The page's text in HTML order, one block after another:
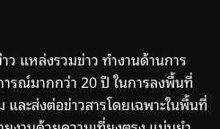
ว แหล่งรวมข่าว ทำงานด้านการ
รณ์มากกว่า 20 ปี ในการลงพื้นที่
ละส่งต่อข่าวสารโดยเฉพาะในพื้นที่